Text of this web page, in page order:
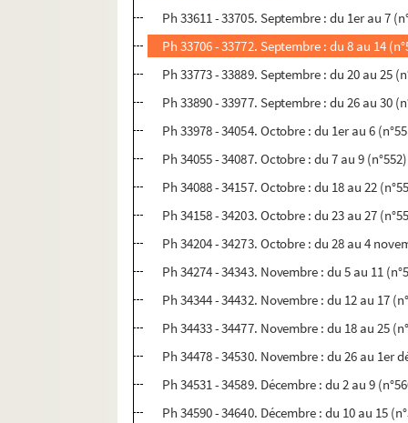
Ph 33611 - 33705. Septembre : du 1er au 7
Ph 33706 - 33772. Septembre : du 8 au 14
Ph 33773 - 33889. Septembre : du 20 au 25
Ph 33890 - 33977. Septembre : du 26 au 30
Ph 33978 - 34054. Octobre : du 1er au 6
Ph 34055 - 34087. Octobre : du 7 au 9 (n°552)
Ph 34088 - 34157. Octobre : du 18 au 22
Ph 34158 - 34203. Octobre : du 23 au 27
Ph 34204 - 34273. Octobre : du 28 au 4
Ph 34274 - 34343. Novembre : du 5 au 11
Ph 34344 - 34432. Novembre : du 12 au 17
Ph 34433 - 34477. Novembre : du 18 au 25
Ph 34478 - 34530. Novembre : du 26 au 1er
Ph 34531 - 34589. Décembre : du 2 au 9
Ph 34590 - 34640. Décembre : du 10 au 15